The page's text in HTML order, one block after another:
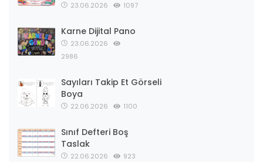
23.06.2026 1097
Karne Dijital Pano
23.06.2026
2986
Sayıları Takip Et Görseli
Boya
22.06.2026 1100
Sınıf Defteri Boş
Taslak
22.06.2026 923